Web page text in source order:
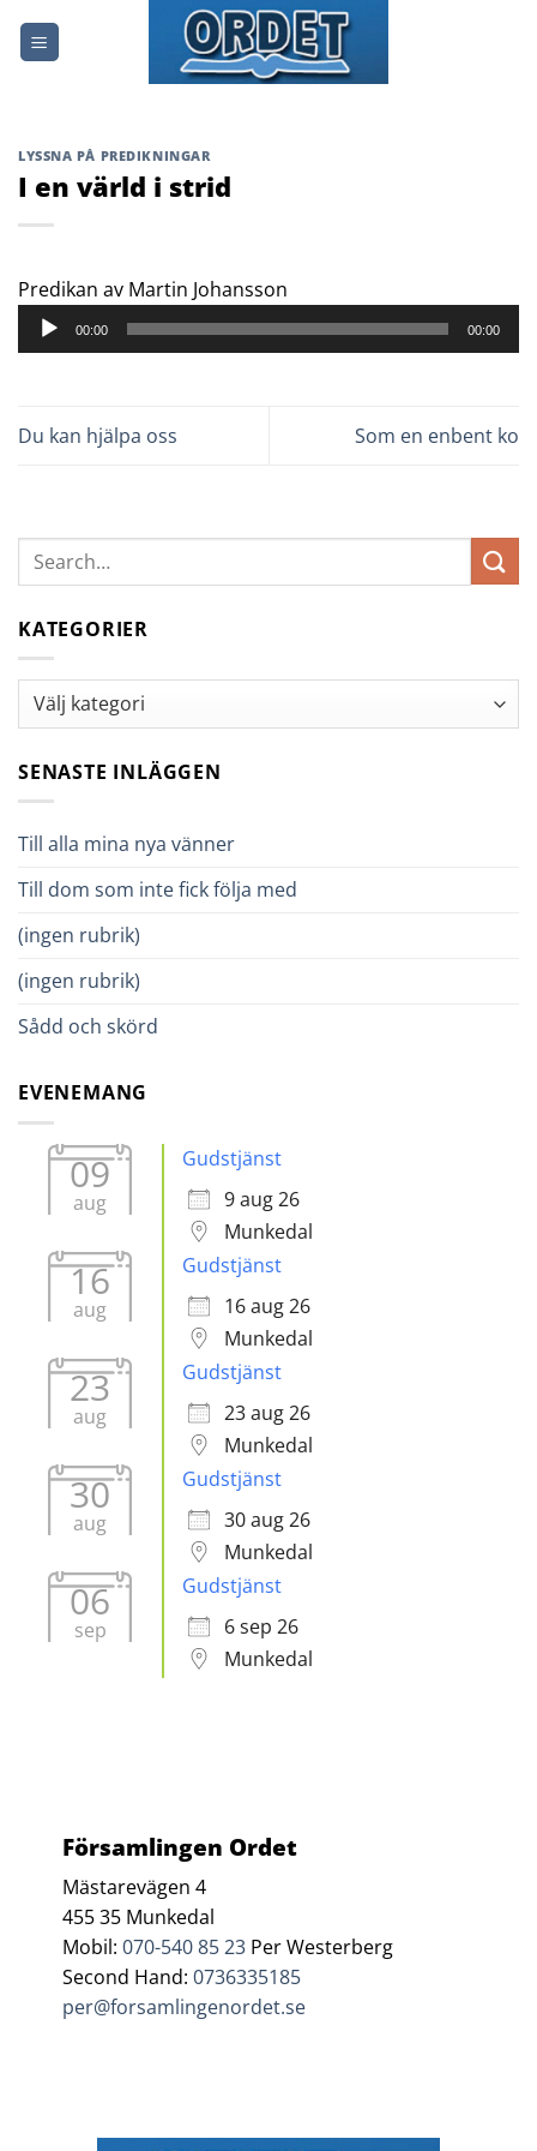
LYSSNA PÅ PREDIKNINGAR
I en värld i strid
Predikan av Martin Johansson
00:00 00:00
Du kan hjälpa oss Som en enbent ko
KATEGORIER
Kategorier
SENASTE INLÄGGEN
Till alla mina nya vänner
Till dom som inte fick följa med
(ingen rubrik)
(ingen rubrik)
Sådd och skörd
EVENEMANG
09
aug
Gudstjänst
9 aug 26
Munkedal
16
aug
Gudstjänst
16 aug 26
Munkedal
23
aug
Gudstjänst
23 aug 26
Munkedal
30
aug
Gudstjänst
30 aug 26
Munkedal
06
sep
Gudstjänst
6 sep 26
Munkedal
Församlingen Ordet
Mästarevägen 4
455 35 Munkedal
Mobil:070-540 85 23 Per Westerberg
Second Hand:0736335185
per@forsamlingenordet.se